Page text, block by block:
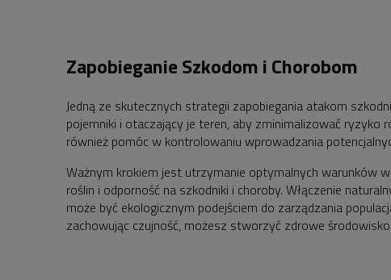
Zapobieganie Szkodom i Chorobom
Jedną ze skutecznych strategii zapobiegania atakom
pojemniki i otaczający je teren, aby zminimalizować ryzyko
również pomóc w kontrolowaniu wprowadzania
Ważnym krokiem jest utrzymanie optymalnych warunków
roślin i odporność na szkodniki i choroby. Włączenie
może być ekologicznym podejściem do zarządzania
zachowując czujność, możesz stworzyć zdrowe